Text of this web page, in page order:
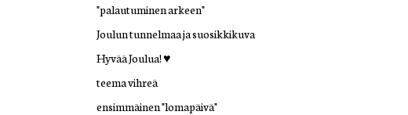
"palautuminen arkeen"
Joulun tunnelmaa ja suosikkikuva
Hyvää Joulua! ♥
teema vihreä
ensimmäinen "lomapäivä"